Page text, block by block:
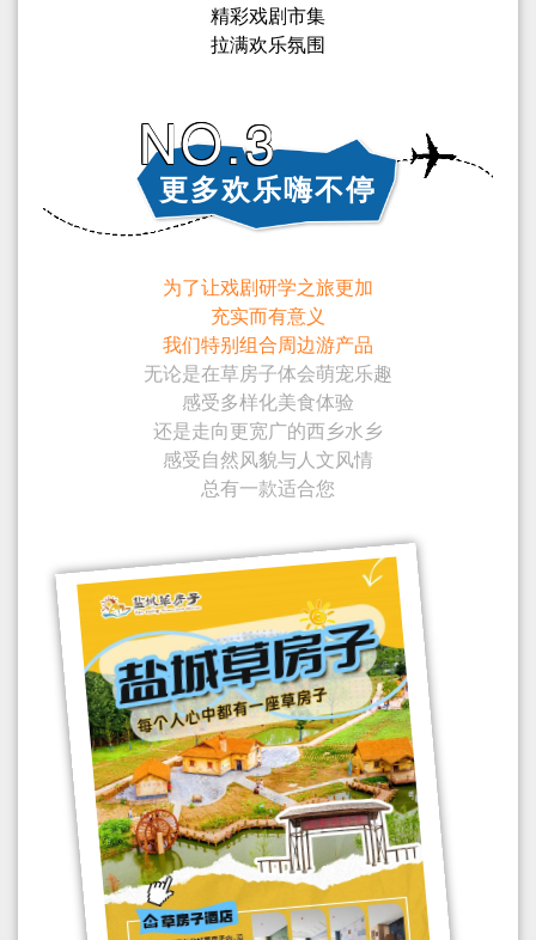
精彩戏剧市集
拉满欢乐氛围
NO.3
更多欢乐嗨不停
为了让戏剧研学之旅更加
充实而有意义
我们特别组合周边游产品
无论是在草房子体会萌宠乐趣
感受多样化美食体验
还是走向更宽广的西乡水乡
感受自然风貌与人文风情
总有一款适合您